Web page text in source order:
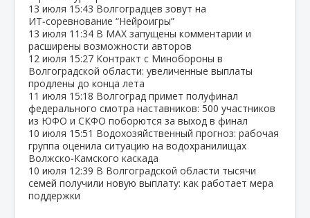
13 июля 15:43 Волгоградцев зовут на
ИТ‑соревнование “Нейроигры”
13 июля 11:34 В МАХ запущены комментарии и
расширены возможности авторов
12 июля 15:27 Контракт с Минобороны в
Волгоградской области: увеличенные выплаты
продлены до конца лета
11 июля 15:18 Волгоград примет полуфинал
федерального смотра наставников: 500 участников
из ЮФО и СКФО поборются за выход в финал
10 июля 15:51 Водохозяйственный прогноз: рабочая
группа оценила ситуацию на водохранилищах
Волжско‑Камского каскада
10 июля 12:39 В Волгоградской области тысячи
семей получили новую выплату: как работает мера
поддержки